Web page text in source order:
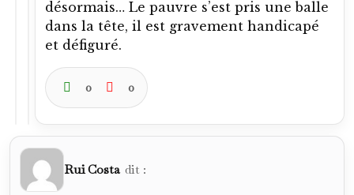
désormais… Le pauvre s’est pris une balle
dans la tête, il est gravement handicapé
et défiguré.
0 0
Rui Costa dit :